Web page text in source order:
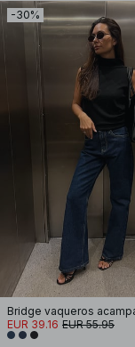
-30%
EUR 39.16 EUR 55.95